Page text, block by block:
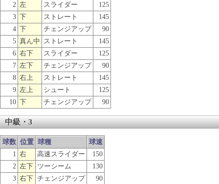
2 左 スライダー
125
3 下 ストレート
145
4 下 チェンジアップ
90
5 真ん中 ストレート
145
6 右下 スライダー
125
7 左下 チェンジアップ
90
8 右上 ストレート
145
9 左上 シュート
125
10 下 チェンジアップ 90
中級・3
球数 位置 球種
球速
1
右 高速スライダー
150
2 左下 ツーシーム
130
3 右下 チェンジアップ
90